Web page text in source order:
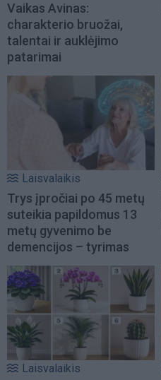
Vaikas Avinas:
charakterio bruožai,
talentai ir auklėjimo
patarimai
Laisvalaikis
Trys įpročiai po 45 metų
suteikia papildomus 13
metų gyvenimo be
demencijos – tyrimas
Laisvalaikis